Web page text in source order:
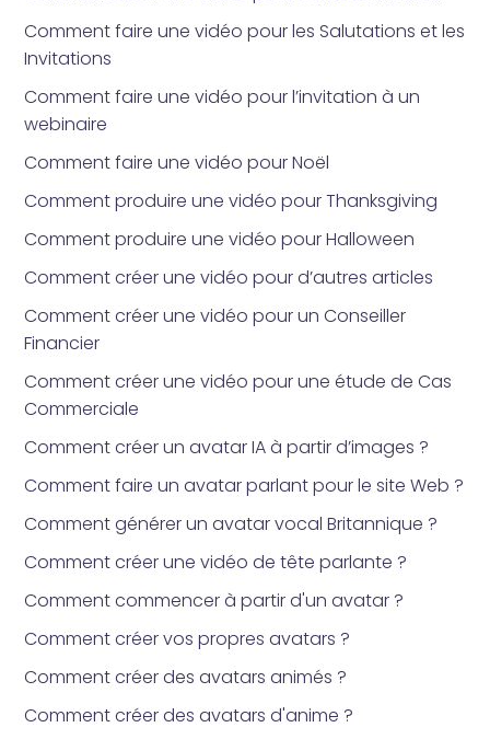
Comment faire une vidéo pour les Salutations et les
Invitations
Comment faire une vidéo pour l’invitation à un
webinaire
Comment faire une vidéo pour Noël
Comment produire une vidéo pour Thanksgiving
Comment produire une vidéo pour Halloween
Comment créer une vidéo pour d’autres articles
Comment créer une vidéo pour un Conseiller
Financier
Comment créer une vidéo pour une étude de Cas
Commerciale
Comment créer un avatar IA à partir d’images ?
Comment faire un avatar parlant pour le site Web ?
Comment générer un avatar vocal Britannique ?
Comment créer une vidéo de tête parlante ?
Comment commencer à partir d'un avatar ?
Comment créer vos propres avatars ?
Comment créer des avatars animés ?
Comment créer des avatars d'anime ?